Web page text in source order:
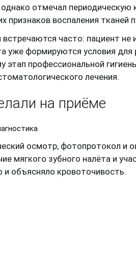
отмечал периодическую
признаков воспаления тканей
встречаются часто: пациент
уже формируются условия для
этап профессиональной
лечения.
на приёме
осмотр, фотопротокол и
мягкого зубного налёта и
и объясняло кровоточивость.